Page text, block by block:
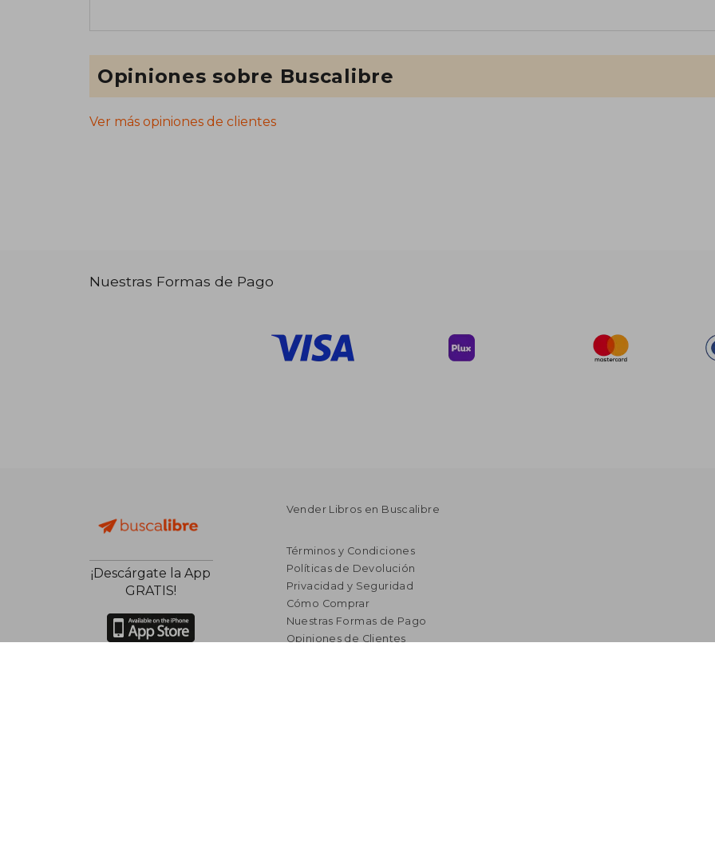
Opiniones sobre Buscalibre
Ver más opiniones de clientes
Nuestras Formas de Pago
¡Descárgate la App
GRATIS!
Vender Libros en Buscalibre
Términos y Condiciones
Políticas de Devolución
Privacidad y Seguridad
Cómo Comprar
Nuestras Formas de Pago
Opiniones de Clientes